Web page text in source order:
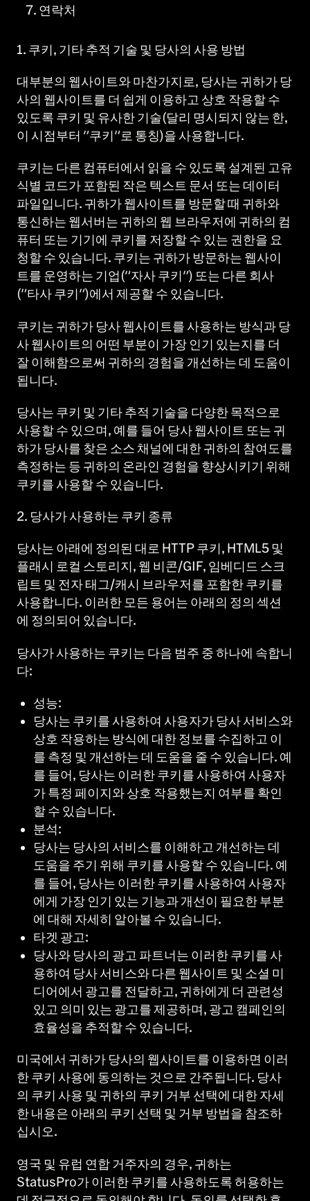
연락처
1. 쿠키, 기타 추적 기술 및 당사의 사용 방법
대부분의 웹사이트와 마찬가지로, 당사는 귀하가 당
사의 웹사이트를 더 쉽게 이용하고 상호 작용할 수
있도록 쿠키 및 유사한 기술(달리 명시되지 않는 한,
이 시점부터 "쿠키"로 통칭)을 사용합니다.
쿠키는 다른 컴퓨터에서 읽을 수 있도록 설계된 고유
식별 코드가 포함된 작은 텍스트 문서 또는 데이터
파일입니다. 귀하가 웹사이트를 방문할 때 귀하와
통신하는 웹서버는 귀하의 웹 브라우저에 귀하의 컴
퓨터 또는 기기에 쿠키를 저장할 수 있는 권한을 요
청할 수 있습니다. 쿠키는 귀하가 방문하는 웹사이
트를 운영하는 기업("자사 쿠키") 또는 다른 회사
("타사 쿠키")에서 제공할 수 있습니다.
쿠키는 귀하가 당사 웹사이트를 사용하는 방식과 당
사 웹사이트의 어떤 부분이 가장 인기 있는지를 더
잘 이해함으로써 귀하의 경험을 개선하는 데 도움이
됩니다.
당사는 쿠키 및 기타 추적 기술을 다양한 목적으로
사용할 수 있으며, 예를 들어 당사 웹사이트 또는 귀
하가 당사를 찾은 소스 채널에 대한 귀하의 참여도를
측정하는 등 귀하의 온라인 경험을 향상시키기 위해
쿠키를 사용할 수 있습니다.
2. 당사가 사용하는 쿠키 종류
당사는 아래에 정의된 대로 HTTP 쿠키, HTML5 및
플래시 로컬 스토리지, 웹 비콘/GIF, 임베디드 스크
립트 및 전자 태그/캐시 브라우저를 포함한 쿠키를
사용합니다. 이러한 모든 용어는 아래의 정의 섹션
에 정의되어 있습니다.
당사가 사용하는 쿠키는 다음 범주 중 하나에 속합니
다:
성능:
당사는 쿠키를 사용하여 사용자가 당사 서비스와
상호 작용하는 방식에 대한 정보를 수집하고 이
를 측정 및 개선하는 데 도움을 줄 수 있습니다. 예
를 들어, 당사는 이러한 쿠키를 사용하여 사용자
가 특정 페이지와 상호 작용했는지 여부를 확인
할 수 있습니다.
분석:
당사는 당사의 서비스를 이해하고 개선하는 데
도움을 주기 위해 쿠키를 사용할 수 있습니다. 예
를 들어, 당사는 이러한 쿠키를 사용하여 사용자
에게 가장 인기 있는 기능과 개선이 필요한 부분
에 대해 자세히 알아볼 수 있습니다.
타겟 광고:
당사와 당사의 광고 파트너는 이러한 쿠키를 사
용하여 당사 서비스와 다른 웹사이트 및 소셜 미
디어에서 광고를 전달하고, 귀하에게 더 관련성
있고 의미 있는 광고를 제공하며, 광고 캠페인의
효율성을 추적할 수 있습니다.
미국에서 귀하가 당사의 웹사이트를 이용하면 이러
한 쿠키 사용에 동의하는 것으로 간주됩니다. 당사
의 쿠키 사용 및 귀하의 쿠키 거부 선택에 대한 자세
한 내용은 아래의 쿠키 선택 및 거부 방법을 참조하
십시오.
영국 및 유럽 연합 거주자의 경우, 귀하는
StatusPro가 이러한 쿠키를 사용하도록 허용하는